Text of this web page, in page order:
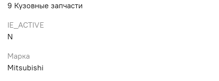
9 Кузовные запчасти
IE_ACTIVE
N
Марка
Mitsubishi